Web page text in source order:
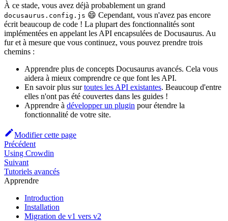
À ce stade, vous avez déjà probablement un grand
docusaurus.config.js 😄 Cependant, vous n'avez pas encore
écrit beaucoup de code ! La plupart des fonctionnalités sont
implémentées en appelant les API encapsulées de Docusaurus. Au
fur et à mesure que vous continuez, vous pouvez prendre trois
chemins :
Apprendre plus de concepts Docusaurus avancés. Cela vous
aidera à mieux comprendre ce que font les API.
En savoir plus surtoutes les API existantes. Beaucoup d'entre
elles n'ont pas été couvertes dans les guides !
Apprendre à développer un plugin pour étendre la
fonctionnalité de votre site.
Modifier cette page
Précédent
Using Crowdin
Suivant
Tutoriels avancés
Apprendre
Introduction
Installation
Migration de v1 vers v2